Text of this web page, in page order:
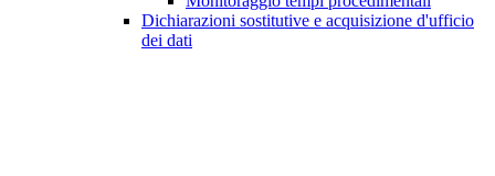
Dichiarazioni sostitutive e acquisizione d'ufficio
dei dati